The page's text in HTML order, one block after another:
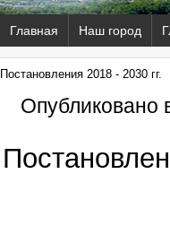
Главная Наш город
Постановления 2018 - 2030 гг.
Опубликовано